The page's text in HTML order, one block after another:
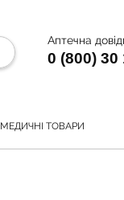
Аптечна
0 (800) 30
МЕДИЧНІ ТОВАРИ